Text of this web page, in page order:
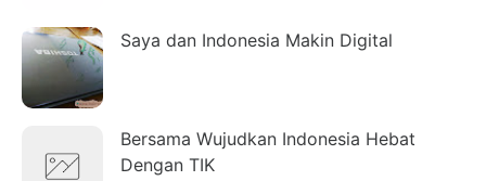
Saya dan Indonesia Makin Digital
Bersama Wujudkan Indonesia Hebat
Dengan TIK